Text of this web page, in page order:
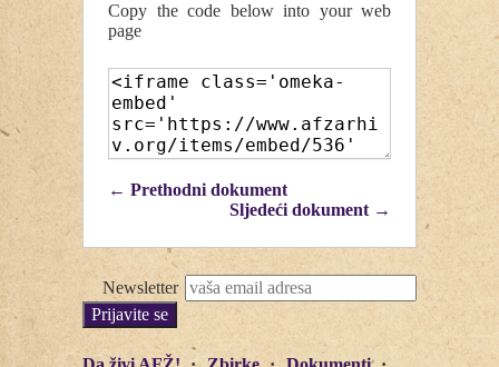
Copy the code below into your web
page
← Prethodni dokument
Sljedeći dokument →
Newsletter